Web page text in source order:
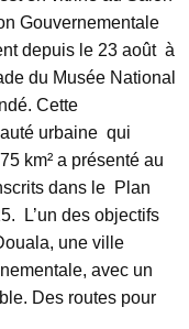
Gouvernementale
depuis le 23 août à
du Musée National
Cette
urbaine qui
km² a présenté au
dans le Plan
L’un des objectifs
une ville
avec un
Des routes pour